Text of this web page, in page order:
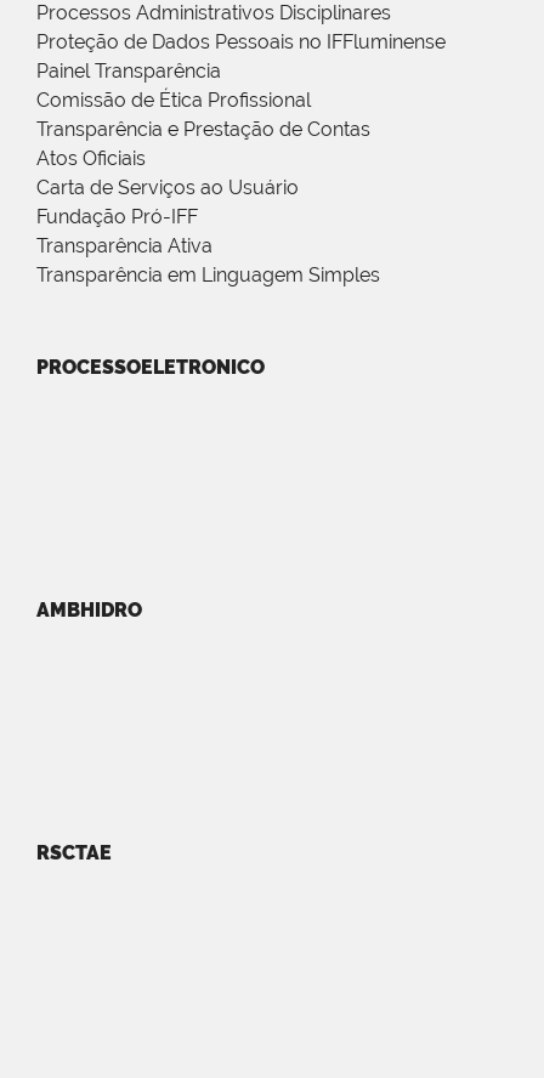
Processos Administrativos Disciplinares
Proteção de Dados Pessoais no IFFluminense
Painel Transparência
Comissão de Ética Profissional
Transparência e Prestação de Contas
Atos Oficiais
Carta de Serviços ao Usuário
Fundação Pró-IFF
Transparência Ativa
Transparência em Linguagem Simples
PROCESSOELETRONICO
AMBHIDRO
RSCTAE